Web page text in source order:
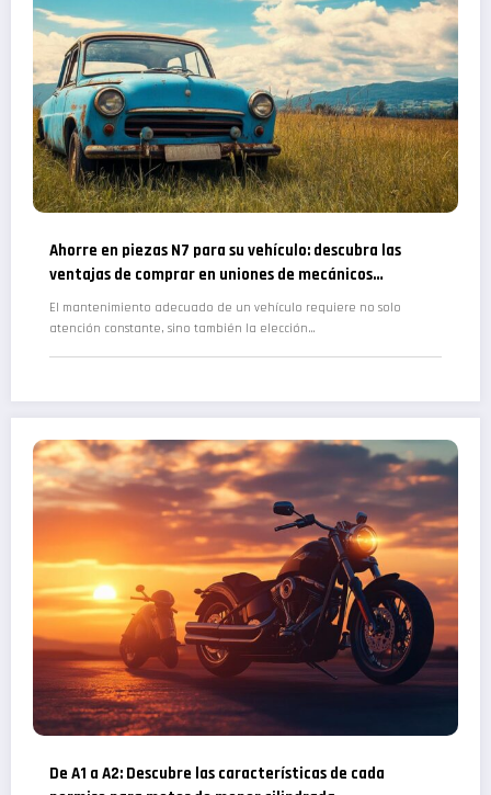
Ahorre en piezas N7 para su vehículo: descubra las
ventajas de comprar en uniones de mecánicos
especializados
El mantenimiento adecuado de un vehículo requiere no solo
atención constante, sino también la elección…
De A1 a A2: Descubre las características de cada